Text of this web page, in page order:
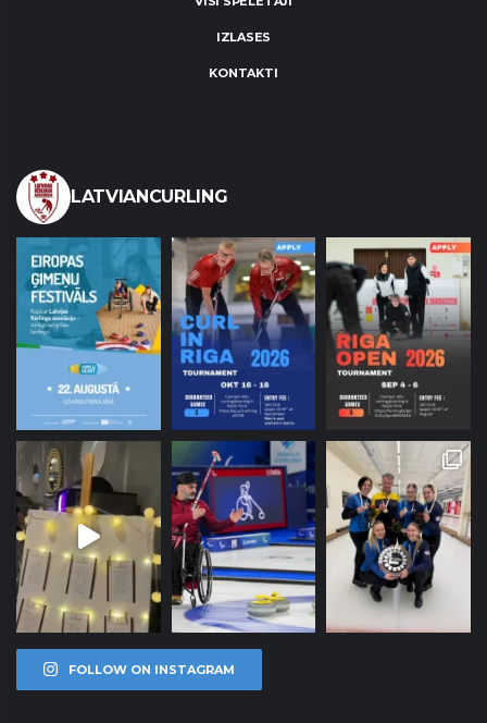
IZLASES
KONTAKTI
LATVIANCURLING
FOLLOW ON INSTAGRAM